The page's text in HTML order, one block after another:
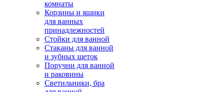
комнаты
Корзины и ящики
для ванных
принадлежностей
Стойки для ванной
Стаканы для ванной
и зубных щеток
Поручни для ванной
и раковины
Светильники, бра